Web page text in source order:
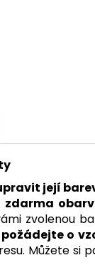
její
zdarma
zvolenou
požádejte o
Můžete si